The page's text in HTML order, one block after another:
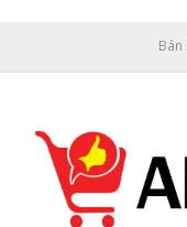
Bán